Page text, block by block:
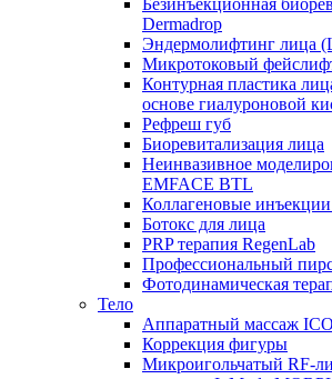
Безинъекционная
Dermadrop
Эндермолифтинг лица
Микротоковый
Контурная пластика
основе гиалуроновой
Рефреш губ
Биоревитализация лица
Неинвазивное
EMFACE BTL
Коллагеновые
Ботокс для лица
PRP терапия RegenLab
Профессиональный
Фотодинамическая
Тело
Аппаратный массаж
Коррекция фигуры
Микроигольчатый RF-